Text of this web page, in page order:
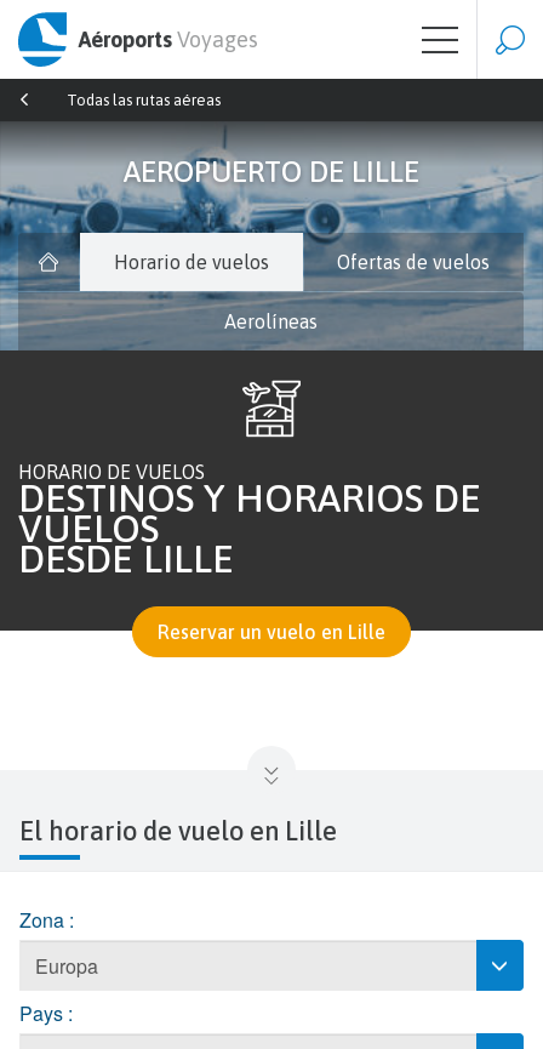
AéroportsVoyages
Todas las rutas aéreas
AEROPUERTO DE LILLE
Horario de vuelos Ofertas de vuelos
Aerolíneas
HORARIO DE VUELOS
DESTINOS Y HORARIOS DE
VUELOS
DESDE LILLE
Reservar un vuelo en Lille
El horario de vuelo en Lille